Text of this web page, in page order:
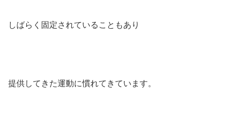
しばらく固定されていることもあり
提供してきた運動に慣れてきています。